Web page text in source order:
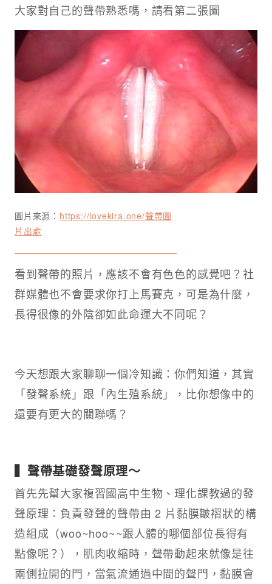
大家對自己的聲帶熟悉嗎，請看第二張圖
圖片來源： https://lovekira.one/聲帶圖
片出處
看到聲帶的照片，應該不會有色色的感覺吧？社
群媒體也不會要求你打上馬賽克，可是為什麼，
長得很像的外陰卻如此命運大不同呢？
今天想跟大家聊聊一個冷知識：你們知道，其實
「發聲系統」跟「內生殖系統」，比你想像中的
還要有更大的關聯嗎？
▍聲帶基礎發聲原理～
首先先幫大家複習國高中生物、理化課教過的發
聲原理：負責發聲的聲帶由 2 片黏膜皺褶狀的構
造組成（woo~hoo~~跟人體的哪個部位長得有
點像呢？），肌肉收縮時，聲帶動起來就像是往
兩側拉開的門，當氣流通過中間的聲門，黏膜會